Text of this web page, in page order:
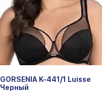
GORSENIA K-441/1 Luisse
Черный